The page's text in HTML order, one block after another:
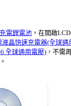
電鋰電池 ，在開啟
液晶快速充電器(全球通
全球通用電壓) ，不需